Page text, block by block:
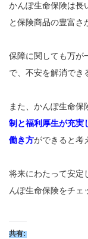
かんぽ生命保険は長
と保険商品の豊富さ
保障に関しても万が
で、不安を解消でき
また、かんぽ生命保
制と福利厚生が充実
働き方ができると考
将来にわたって安定
んぽ生命保険をチェ
共有: